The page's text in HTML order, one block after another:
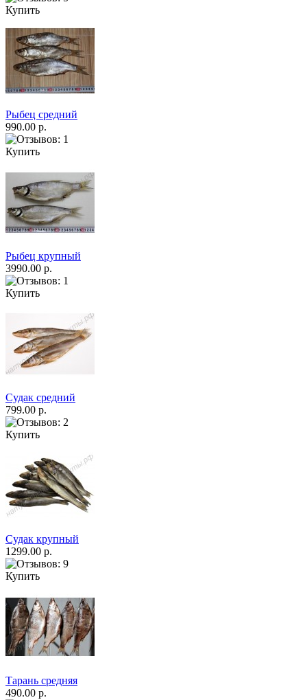
Купить
Рыбец средний
990.00 р.
Купить
Рыбец крупный
3990.00 р.
Купить
Судак средний
799.00 р.
Купить
Судак крупный
1299.00 р.
Купить
Тарань средняя
490.00 р.